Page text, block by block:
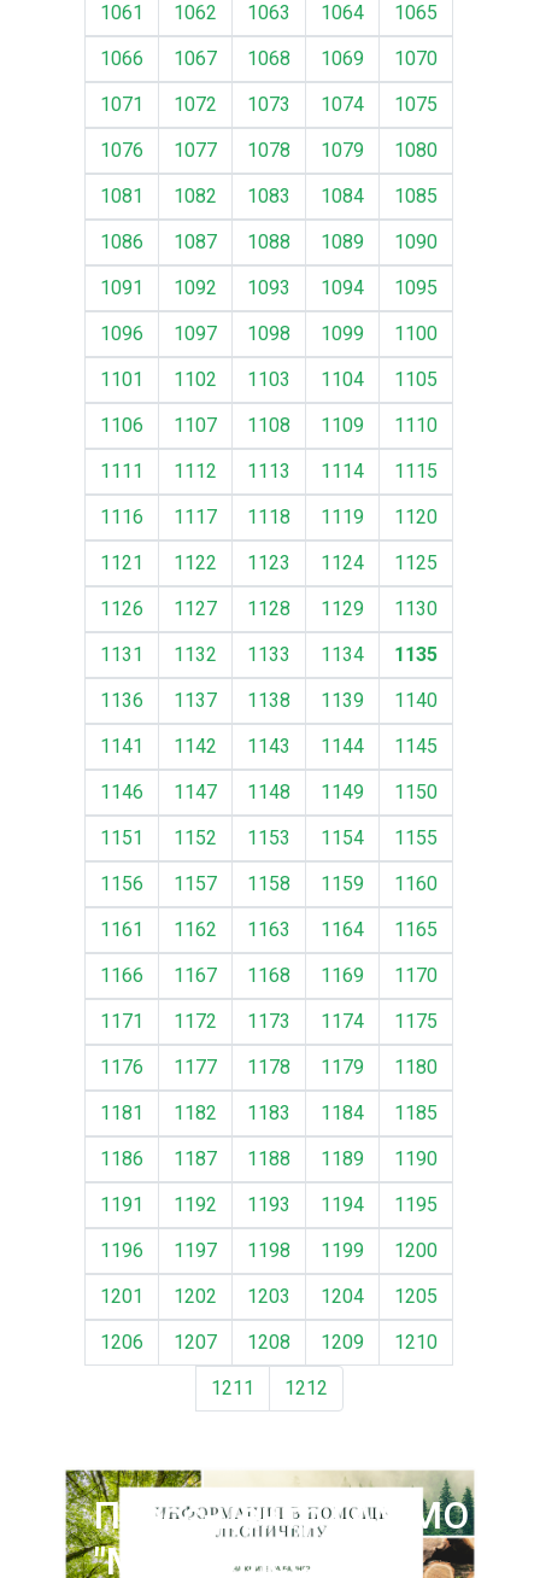
1061
1062 1063 1064
1065
1066
1067 1068 1069
1070
1071
1072 1073 1074
1075
1076
1077 1078 1079
1080
1081
1082 1083 1084
1085
1086
1087 1088 1089
1090
1091
1092 1093 1094
1095
1096
1097 1098 1099
1100
1101
1102 1103 1104
1105
1106
1107 1108 1109
1110
1111
1112 1113 1114
1115
1116
1117 1118 1119
1120
1121
1122 1123 1124
1125
1126
1127 1128 1129
1130
1131
1132 1133 1134
1135
1136
1137 1138 1139
1140
1141
1142 1143 1144
1145
1146
1147 1148 1149
1150
1151
1152 1153 1154
1155
1156
1157 1158 1159
1160
1161
1162 1163 1164
1165
1166
1167 1168 1169
1170
1171
1172 1173 1174
1175
1176
1177 1178 1179
1180
1181
1182 1183 1184
1185
1186
1187 1188 1189
1190
1191
1192 1193 1194
1195
1196
1197 1198 1199
1200
1201
1202 1203 1204
1205
1206
1207 1208 1209
1210
1211
1212
Пресс-центр ГАУ МО
"Мособллес"